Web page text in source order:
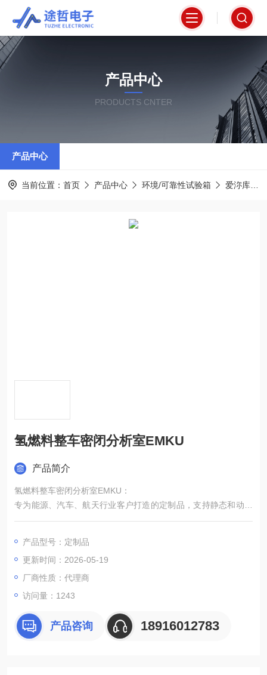
产品中心
PRODUCTS CNTER
产品中心
当前位置： 首页 产品中心 环境/可靠性试验箱 爱沵库EMKU
氢燃料整车密闭分析室EMKU
产品简介
氢燃料整车密闭分析室EMKU：
专为能源、汽车、航天行业客户打造的定制品，支持静态和动态
工况下的氢燃料电池性能测试，涵盖启动特性、效率曲线、耐久
产品型号：定制品
更新时间：2026-05-19
厂商性质：代理商
访问量：1243
产品咨询 18916012783